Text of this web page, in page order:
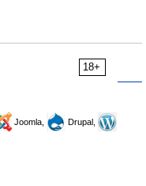
18+
Joomla,
Drupal,